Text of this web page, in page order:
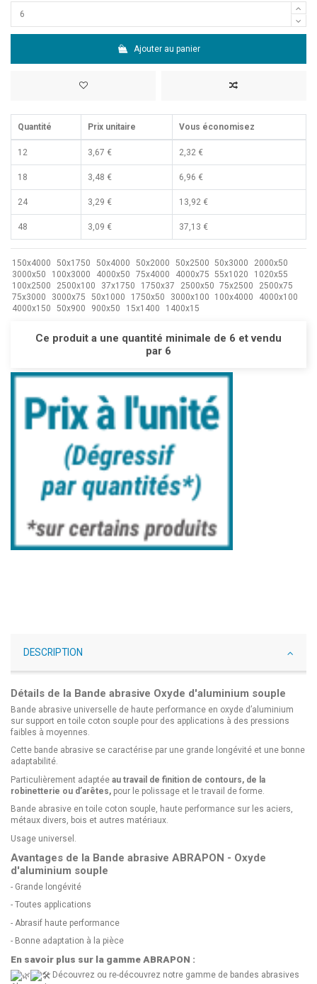
Ajouter au panier
Quantité Prix unitaire Vous économisez
12 3,67 € 2,32 €
18 3,48 € 6,96 €
24 3,29 € 13,92 €
48 3,09 € 37,13 €
150x4000 50x1750 50x4000 50x2000 50x2500 50x3000
2000x50
3000x50
100x3000 4000x50 75x4000 4000x75 55x1020
1020x55
100x2500
2500x100 37x1750 1750x37 2500x50 75x2500
2500x75
75x3000
3000x75 50x1000 1750x50 3000x100 100x4000
4000x100
4000x150
50x900 900x50 15x1400 1400x15
Ce produit a une quantité minimale de 6 et vendu
par 6
DESCRIPTION
Détails de la Bande abrasive Oxyde d'aluminium souple
Bande abrasive universelle de haute performance en oxyde d’aluminium
sur support en toile coton souple pour des applications à des pressions
faibles à moyennes.
Cette bande abrasive se caractérise par une grande longévité et une bonne
adaptabilité.
Particulièrement adaptée au travail de finition de contours, de la
robinetterie ou d’arêtes, pour le polissage et le travail de forme.
Bande abrasive en toile coton souple, haute performance sur les aciers,
métaux divers, bois et autres matériaux.
Usage universel.
Avantages de la Bande abrasive ABRAPON - Oxyde
d'aluminium souple
- Grande longévité
- Toutes applications
- Abrasif haute performance
- Bonne adaptation à la pièce
En savoir plus sur la gamme ABRAPON :
Découvrez ou re-découvrez notre gamme de bandes abrasives